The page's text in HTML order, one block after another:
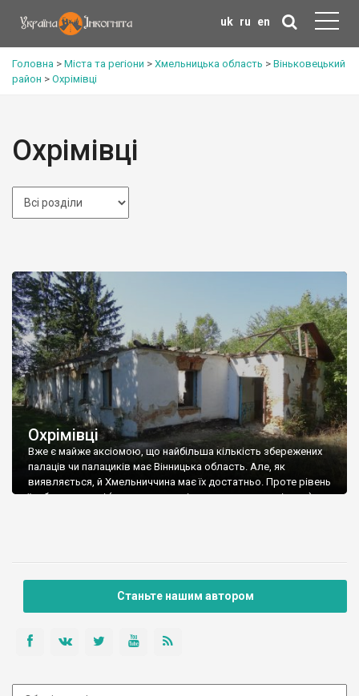
uk ru en
Головна > Міста та регіони > Хмельницька область > Віньковецький
район > Охрімівці
Охрімівці
Охрімівці
Вже є майже аксіомою, що найбільша кількість збережених
палаців чи палациків має Вінницька область. Але, як
виявляється, й Хмельниччина має їх достатньо. Проте рівень
їх збереженості (якщо це взагалі можна називати рівнем), за
Станьте нашим автором